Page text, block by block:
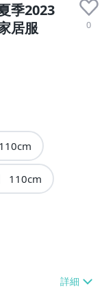
季2023
居服
0
110cm